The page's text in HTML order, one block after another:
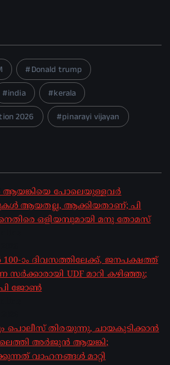
Donald trump
india
kerala
2026
pinarayi vijayan
പോലെയുള്ളവർ
ആയതല്ല, ആക്കിയതാണ്; പി
ഒളിയമ്പുമായി മനു തോമസ്
ാം ദിവസത്തിലേക്ക്, ജനപക്ഷത്ത്
സർക്കാരായി UDF മാറി കഴിഞ്ഞു;
ജോൺ
പൊലീസ് തിരയുന്നു, ചായകുടിക്കാൻ
അർജുൻ ആയങ്കി;
വാഹനങ്ങൾ മാറ്റി